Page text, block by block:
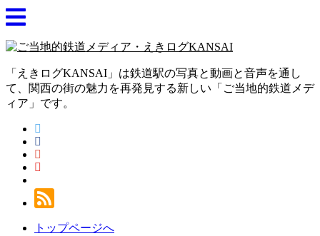
「えきログKANSAI」は鉄道駅の写真と動画と音声を通し
て、関西の街の魅力を再発見する新しい「ご当地的鉄道メデ
ィア」です。
トップページへ